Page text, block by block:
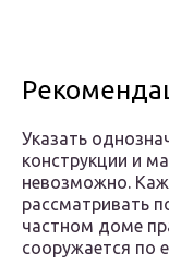
Указать
конструкции и
невозможно.
рассматривать
частном доме
сооружается по